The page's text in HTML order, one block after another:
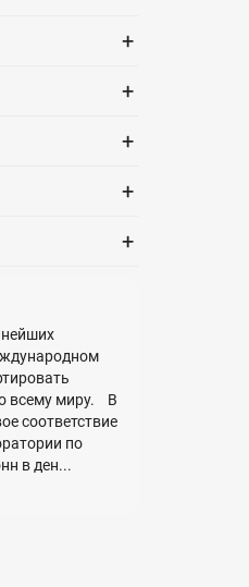
+
+
+
+
+
всему миру. В
соответствие
по
в ден...